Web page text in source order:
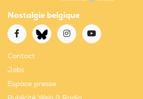
Nostalgie belgique
Contact
Jobs
Espace presse